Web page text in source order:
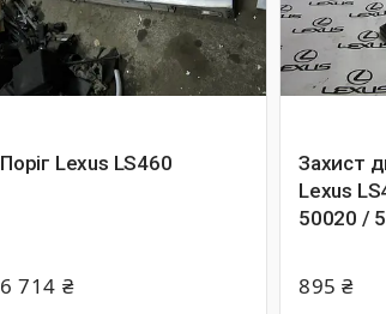
Поріг Lexus LS460
6 714 ₴
Захист
Lexus
50020 /
895 ₴